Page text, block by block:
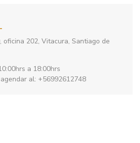
oficina 202, Vitacura, Santiago de
a 18:00hrs
al: +56992612748